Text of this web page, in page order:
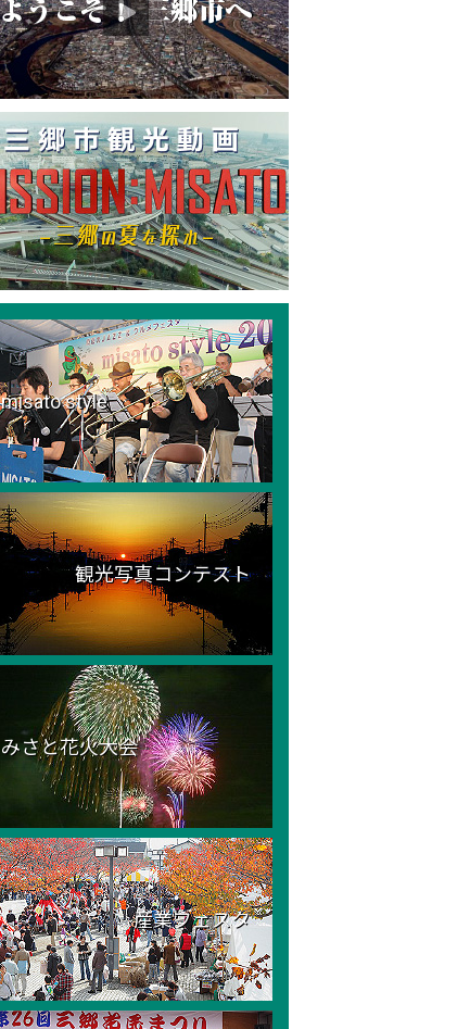
misato style
観光写真コンテスト
みさと花火大会
産業フェスタ